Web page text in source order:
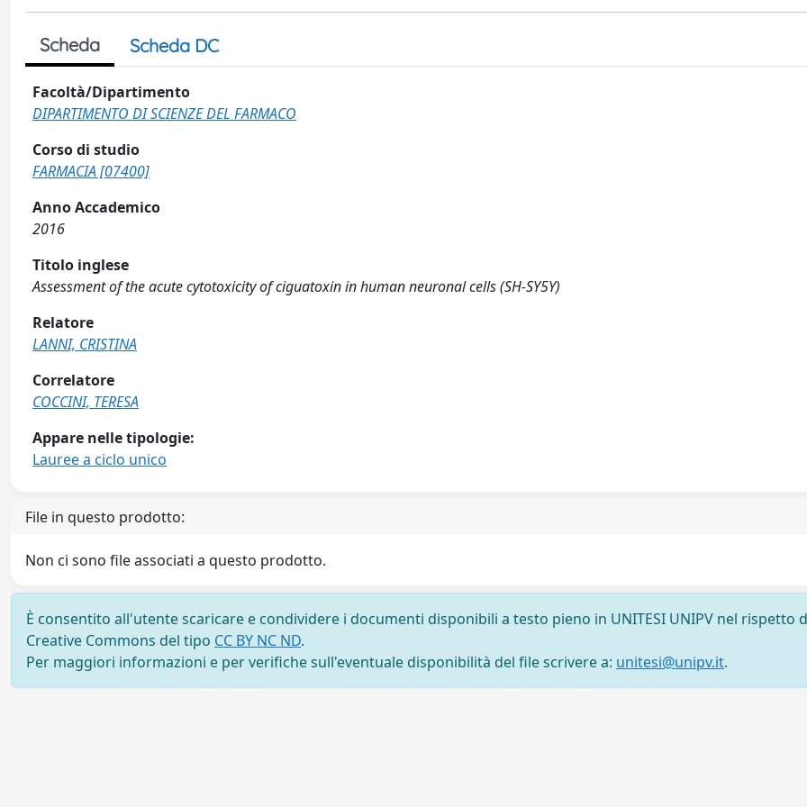
Scheda Scheda DC
Facoltà/Dipartimento
DIPARTIMENTO DI SCIENZE DEL FARMACO
Corso di studio
FARMACIA [07400]
Anno Accademico
2016
Titolo inglese
Assessment of the acute cytotoxicity of ciguatoxin in human neuronal cells (SH-SY5Y)
Relatore
LANNI, CRISTINA
Correlatore
COCCINI, TERESA
Appare nelle tipologie:
Lauree a ciclo unico
File in questo prodotto:
Non ci sono file associati a questo prodotto.
È consentito all'utente scaricare e condividere i documenti disponibili a testo pieno in UNITESI UNIPV nel rispetto
Creative Commons del tipo CC BY NC ND.
Per maggiori informazioni e per verifiche sull'eventuale disponibilità del file scrivere a: unitesi@unipv.it.